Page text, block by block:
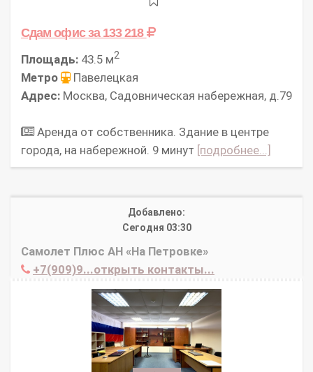
Сдам офисза 133 218
Площадь: 43.5 м2
Метро
Павелецкая
Адрес: Москва, Садовническая набережная, д.79
Аренда от собственника. Здание в центре
города, на набережной. 9 минут [подробнее...]
Добавлено:
Сегодня 03:30
Самолет Плюс АН «На Петровке»
+7(909)9...открыть контакты...